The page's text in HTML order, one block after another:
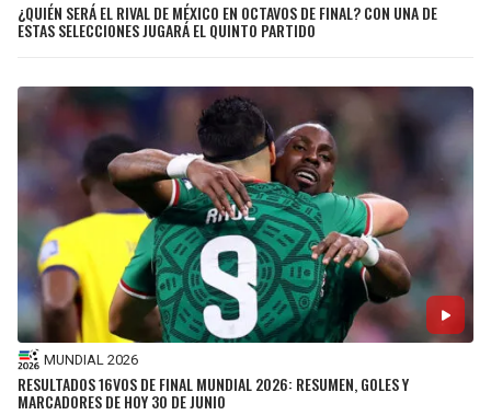
¿QUIÉN SERÁ EL RIVAL DE MÉXICO EN OCTAVOS DE FINAL? CON UNA DE
ESTAS SELECCIONES JUGARÁ EL QUINTO PARTIDO
MUNDIAL 2026
RESULTADOS 16VOS DE FINAL MUNDIAL 2026: RESUMEN, GOLES Y
MARCADORES DE HOY 30 DE JUNIO